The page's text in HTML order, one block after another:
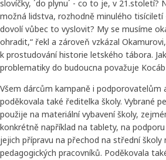
slovíčky, ´do plynu´ - co to je, v 21.století?
možná lidstva, rozhodně minulého
dovolí vůbec to vyslovit? My se musíme
ohradit,“ řekl a zároveň vzkázal
k prostudování historie letského tábora.
problematiky do budoucna považuje
Všem dárcům kampaně i podporovatelům
poděkovala také ředitelka školy. Vybrané
použije na materiální vybavení školy,
konkrétně například na tablety, na
jejich přípravu na přechod na střední školy
pedagogických pracovníků. Poděkovala